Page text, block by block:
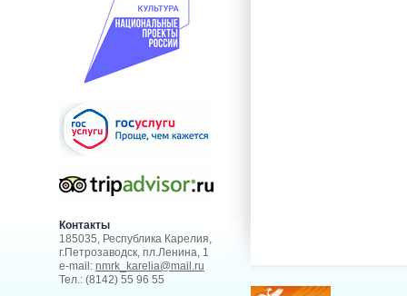
Контакты
185035, Республика Карелия,
г.Петрозаводск, пл.Ленина, 1
e-mail: nmrk_karelia@mail.ru
Тел.: (8142) 55 96 55